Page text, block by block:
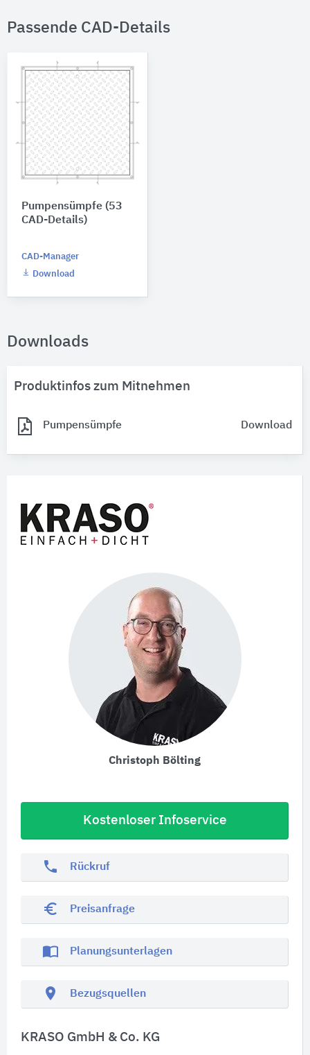
Christoph Bölting
Kostenloser Infoservice
phone Rückruf
euro_symbol Preisanfrage
import_contacts Planungsunterlagen
location_on Bezugsquellen
KRASO GmbH & Co. KG
Passende CAD-Details
Pumpensümpfe (53
CAD-Details)
CAD-Manager
Download
Downloads
Produktinfos zum Mitnehmen
Pumpensümpfe Download